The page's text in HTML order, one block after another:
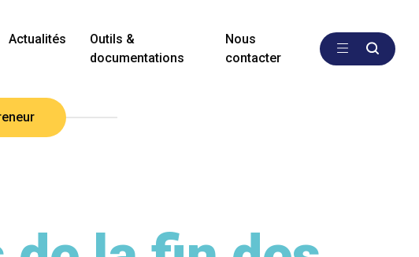
Actualités
Outils &
documentations
Nous
contacter